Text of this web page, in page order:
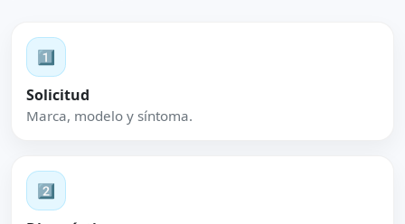
1️⃣
Solicitud
Marca, modelo y síntoma.
2️⃣